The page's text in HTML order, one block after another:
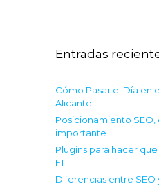
Entradas
Cómo Pasar el Día en
Alicante
Posicionamiento SEO,
importante
Plugins para hacer
F1
Diferencias entre SEO